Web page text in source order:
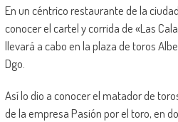
En un céntrico restaurante de la
conocer el cartel y corrida de «Las
llevará a cabo en la plaza de toros
Dgo.
Así lo dio a conocer el matador de
de la empresa Pasión por el toro, en